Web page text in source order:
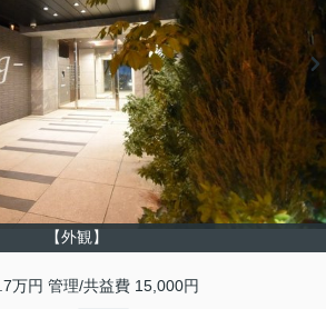
【外観】
万円 管理/共益費 15,000円